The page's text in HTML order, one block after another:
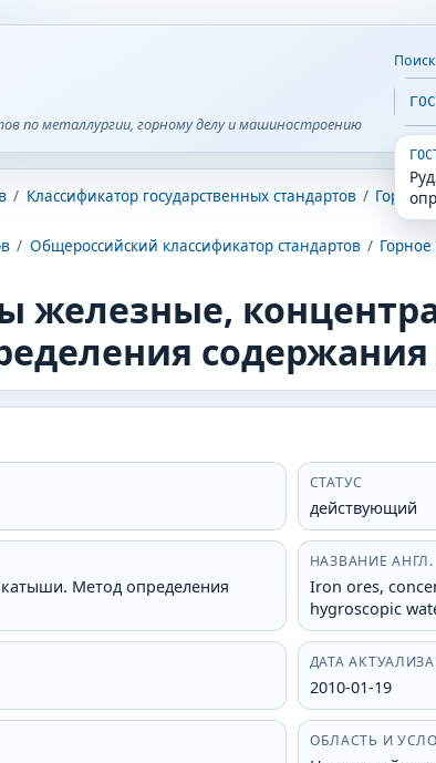
по металлургии, горному делу и машиностроению
/ Классификатор государственных стандартов / Горное
/ Общероссийский классификатор стандартов /
железные,
содержания
СТАТУС
действующий
Метод определения
НАЗВАНИЕ АНГЛ.
Iron ores,
hygroscopic
ДАТА
2010-01-19
ОБЛАСТЬ И